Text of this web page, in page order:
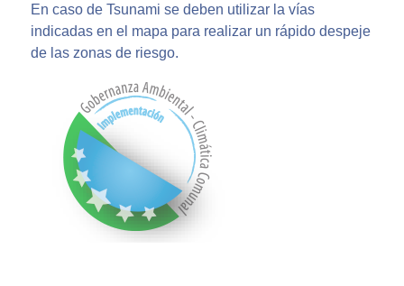
En caso de Tsunami se deben utilizar la vías
indicadas en el mapa para realizar un rápido despeje
de las zonas de riesgo.